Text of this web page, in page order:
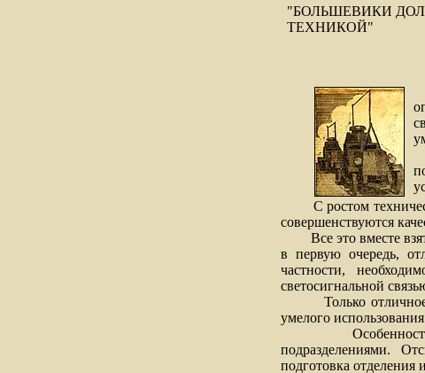
"БОЛЬШЕВИКИ
ТЕХНИКОЙ"
С ростом
совершенствуются
Все это вместе
в первую очередь,
частности,
светосигнальной
Только отличное
умелого
Особенность
подразделениями.
подготовка отделения